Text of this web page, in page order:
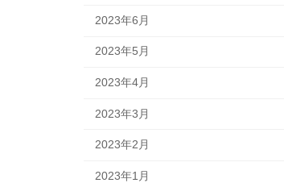
2023年6月
2023年5月
2023年4月
2023年3月
2023年2月
2023年1月